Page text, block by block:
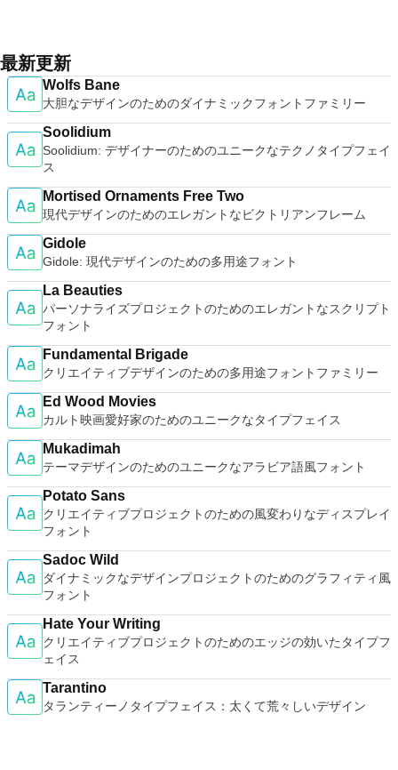
に、RealVNCアカウントの資格情報を使用して、ローカルマ
シンでVNC Viewerにサインインします。そこから、コンピュ
ーターを確認して接続できます。 VNC Connectを使用する
と、セッションはエンドツーエンドで暗号化されます。アプリ
はすぐに各コンピューターをパスワードで保護します。コンピ
ューターへのログインに使用するのと同じユーザー名とパスワ
ードを入力するだけです。 WIN 7,8,8.1,10をサポートしま
す。 VNC ViewerのMacバージョンをお探しですか？ここから
ダウンロード
Blu-ray、4K、HEVC / H.265およびHDR10コンテンツをサポー
ト全画面モードで21：9モニターで2.35：1の映画を見る常時
オンのミニビューでYouTubeライブを見る YouTubeおよび
Vimeoで4K HDRおよび360ビデオを再生 VRエクスペリエンス
の向上：Microsoft Mixed Realityヘッドセット、HTC、VIVE、
およびOculus Riftをサポート Fire TVとキャストのサポート
注：これは商用トライアルです。
にもなります。 WinRAR はマウスやメニュー、コマンドライ
ンインターフェースを利用した対話型グラフィックインターフ
ェースを提供します。WinRAR は単純な質問応答のプロセス
で基本的なアーカイブ機能に即時アクセスできる特別
な"Wizard"モードを採用することにより、他のアーカイブソフ
トに比べ使用が簡単になりました。 WinRAR は１２８ビット
キーのAES (Advanced Encryption Standard)でアーカイブを暗
号化するので安心に使用でき、８兆５千８９０億ギガバイトま
でのファイルやアーカイブに対応します。WinRARでは自己解
凍アーカイブやマルチボリュームアーカイブの作成もでき、リ
カバリー記録とリカバリー容量により物理的に損傷したアーカ
イブまで再構成することが可能です。
最新更新
Wolfs Bane
大胆なデザインのためのダイナミックフォントファミリー
Soolidium
Soolidium: デザイナーのためのユニークなテクノタイプフェイ
ス
Mortised Ornaments Free Two
現代デザインのためのエレガントなビクトリアンフレーム
Gidole
Gidole: 現代デザインのための多用途フォント
La Beauties
パーソナライズプロジェクトのためのエレガントなスクリプト
フォント
Fundamental Brigade
クリエイティブデザインのための多用途フォントファミリー
Ed Wood Movies
カルト映画愛好家のためのユニークなタイプフェイス
Mukadimah
テーマデザインのためのユニークなアラビア語風フォント
Potato Sans
クリエイティブプロジェクトのための風変わりなディスプレイ
フォント
Sadoc Wild
ダイナミックなデザインプロジェクトのためのグラフィティ風
フォント
Hate Your Writing
クリエイティブプロジェクトのためのエッジの効いたタイプフ
ェイス
Tarantino
タランティーノタイプフェイス：太くて荒々しいデザイン